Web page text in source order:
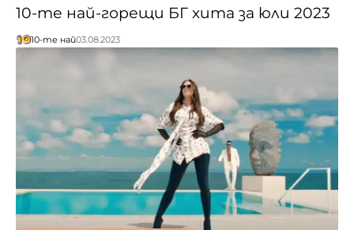
10-те най-горещи БГ хита за юли 2023
10-те най03.08.2023